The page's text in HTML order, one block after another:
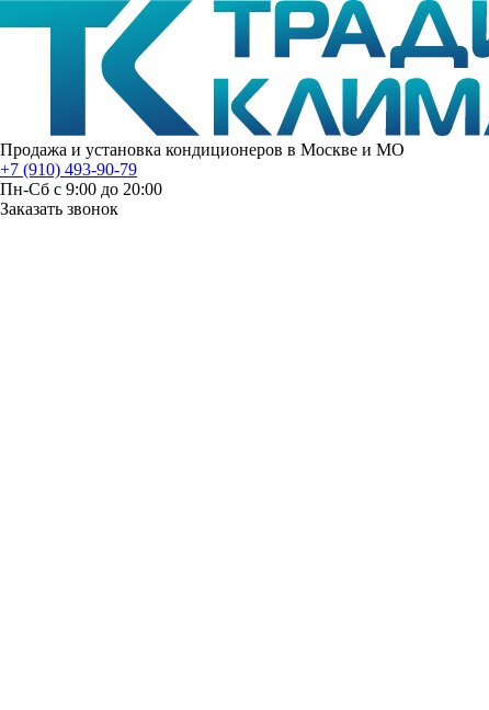
Продажа и установка кондиционеров в Москве и МО
+7 (910) 493-90-79
Пн-Сб с 9:00 до 20:00
Заказать звонок